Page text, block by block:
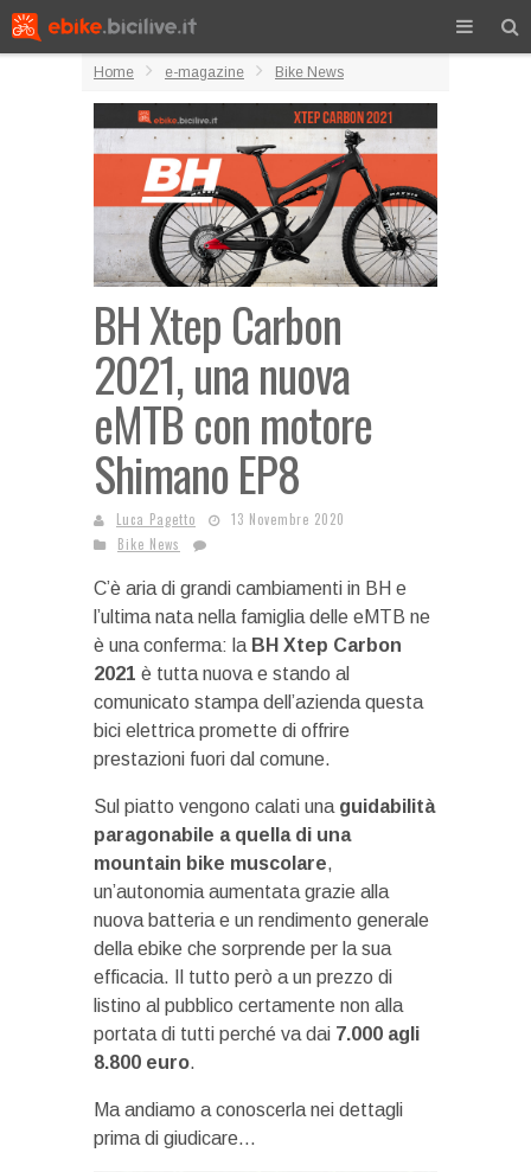
Home e-magazine Bike News
BH Xtep Carbon
2021, una nuova
eMTB con motore
Shimano EP8
Luca Pagetto
13 Novembre 2020
Bike News
C’è aria di grandi cambiamenti in BH e
l’ultima nata nella famiglia delle eMTB ne
è una conferma: la BH Xtep Carbon
2021 è tutta nuova e stando al
comunicato stampa dell’azienda questa
bici elettrica promette di offrire
prestazioni fuori dal comune.
Sul piatto vengono calati una guidabilità
paragonabile a quella di una
mountain bike muscolare,
un’autonomia aumentata grazie alla
nuova batteria e un rendimento generale
della ebike che sorprende per la sua
efficacia. Il tutto però a un prezzo di
listino al pubblico certamente non alla
portata di tutti perché va dai 7.000 agli
8.800 euro.
Ma andiamo a conoscerla nei dettagli
prima di giudicare…